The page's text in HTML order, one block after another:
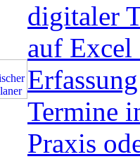
digitaler
auf Excel
Termine
Praxis